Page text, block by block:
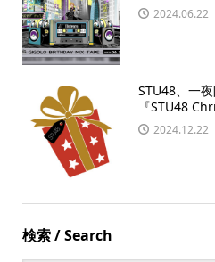
2024.06.22
STU48、一
『STU48
2024.12.22
検索 / Search